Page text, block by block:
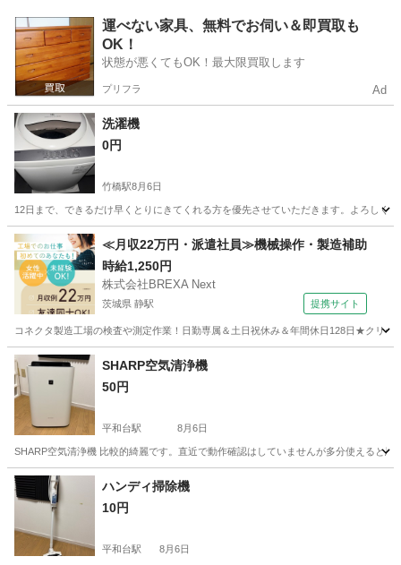
東京 千代田区 竹橋駅 キッチン家電
運べない家具、無料でお伺い＆即買取も
OK！
状態が悪くてもOK！最大限買取します
プリフラ Ad
洗濯機
0円
竹橋駅8月6日
12日まで、できるだけ早くとりにきてくれる方を優先させていただきます。よろしく
東京 千代田区 竹橋駅 生活家電
≪月収22万円・派遣社員≫機械操作・製造補助
時給1,250円
株式会社BREXA Next
茨城県 静駅 提携サイト
コネクタ製造工場の検査や測定作業！日勤専属＆土日祝休み＆年間休日128日★クリ
茨城 常陸大宮市 静駅 その他
SHARP空気清浄機
50円
平和台駅 8月6日
SHARP空気清浄機 比較的綺麗です。直近で動作確認はしていませんが多分使えると
東京 練馬区 平和台駅 季節、空調家電
ハンディ掃除機
10円
平和台駅 8月6日